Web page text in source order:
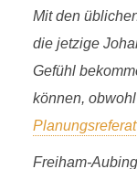
Mit den
die jetzige
Gefühl
können,
Planungsreferat
Freiham-